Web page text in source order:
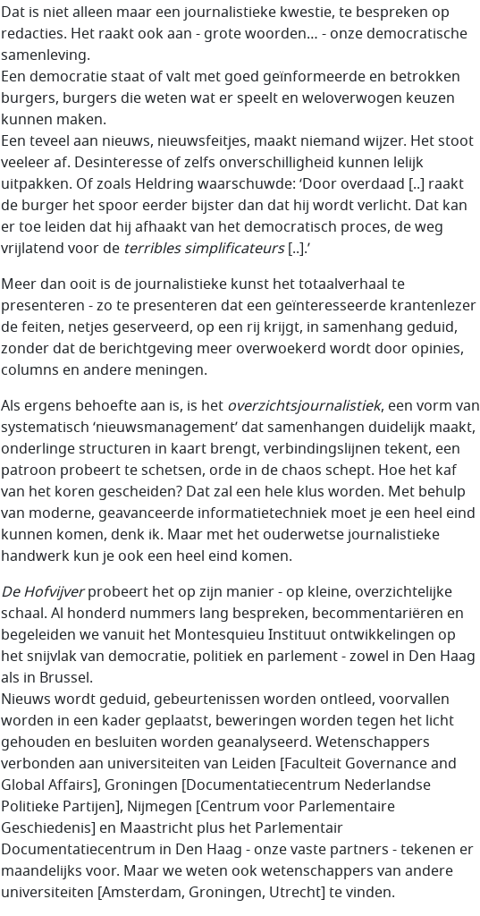
Dat is niet alleen maar een journalistieke kwestie, te bespreken op
redacties. Het raakt ook aan - grote woorden… - onze democratische
samenleving.
Een democratie staat of valt met goed geïnformeerde en betrokken
burgers, burgers die weten wat er speelt en weloverwogen keuzen
kunnen maken.
Een teveel aan nieuws, nieuwsfeitjes, maakt niemand wijzer. Het stoot
veeleer af. Desinteresse of zelfs onverschilligheid kunnen lelijk
uitpakken. Of zoals Heldring waarschuwde: ‘Door overdaad [..] raakt
de burger het spoor eerder bijster dan dat hij wordt verlicht. Dat kan
er toe leiden dat hij afhaakt van het democratisch proces, de weg
vrijlatend voor de terribles simplificateurs[..].’
Meer dan ooit is de journalistieke kunst het totaalverhaal te
presenteren - zo te presenteren dat een geïnteresseerde krantenlezer
de feiten, netjes geserveerd, op een rij krijgt, in samenhang geduid,
zonder dat de berichtgeving meer overwoekerd wordt door opinies,
columns en andere meningen.
Als ergens behoefte aan is, is het overzichtsjournalistiek, een vorm van
systematisch ‘nieuwsmanagement’ dat samenhangen duidelijk maakt,
onderlinge structuren in kaart brengt, verbindingslijnen tekent, een
patroon probeert te schetsen, orde in de chaos schept. Hoe het kaf
van het koren gescheiden? Dat zal een hele klus worden. Met behulp
van moderne, geavanceerde informatietechniek moet je een heel eind
kunnen komen, denk ik. Maar met het ouderwetse journalistieke
handwerk kun je ook een heel eind komen.
De Hofvijverprobeert het op zijn manier - op kleine, overzichtelijke
schaal. Al honderd nummers lang bespreken, becommentariëren en
begeleiden we vanuit het Montesquieu Instituut ontwikkelingen op
het snijvlak van democratie, politiek en parlement - zowel in Den Haag
als in Brussel.
Nieuws wordt geduid, gebeurtenissen worden ontleed, voorvallen
worden in een kader geplaatst, beweringen worden tegen het licht
gehouden en besluiten worden geanalyseerd. Wetenschappers
verbonden aan universiteiten van Leiden [Faculteit Governance and
Global Affairs], Groningen [Documentatiecentrum Nederlandse
Politieke Partijen], Nijmegen [Centrum voor Parlementaire
Geschiedenis] en Maastricht plus het Parlementair
Documentatiecentrum in Den Haag - onze vaste partners - tekenen er
maandelijks voor. Maar we weten ook wetenschappers van andere
universiteiten [Amsterdam, Groningen, Utrecht] te vinden.